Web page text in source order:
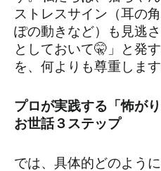
ストレスサイン（耳の
ぽの動きなど）も見逃
としておいて🤫」と発
を、何よりも尊重します
プロが実践する「怖が
お世話３ステップ
では、具体的どのよう